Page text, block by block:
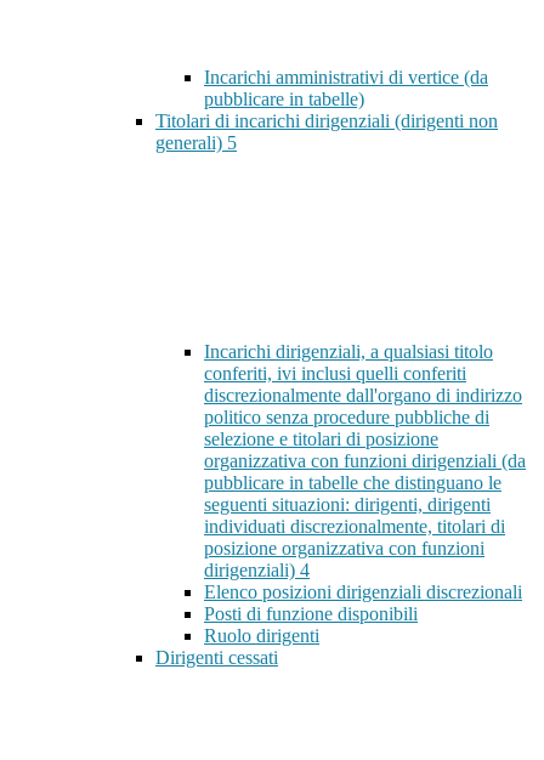
Incarichi amministrativi di vertice (da
pubblicare in tabelle)
Titolari di incarichi dirigenziali (dirigenti non
generali) 5
Incarichi dirigenziali, a qualsiasi titolo
conferiti, ivi inclusi quelli conferiti
discrezionalmente dall'organo di indirizzo
politico senza procedure pubbliche di
selezione e titolari di posizione
organizzativa con funzioni dirigenziali (da
pubblicare in tabelle che distinguano le
seguenti situazioni: dirigenti, dirigenti
individuati discrezionalmente, titolari di
posizione organizzativa con funzioni
dirigenziali) 4
Elenco posizioni dirigenziali discrezionali
Posti di funzione disponibili
Ruolo dirigenti
Dirigenti cessati